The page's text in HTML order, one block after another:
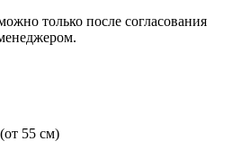
только после согласования
55 см)